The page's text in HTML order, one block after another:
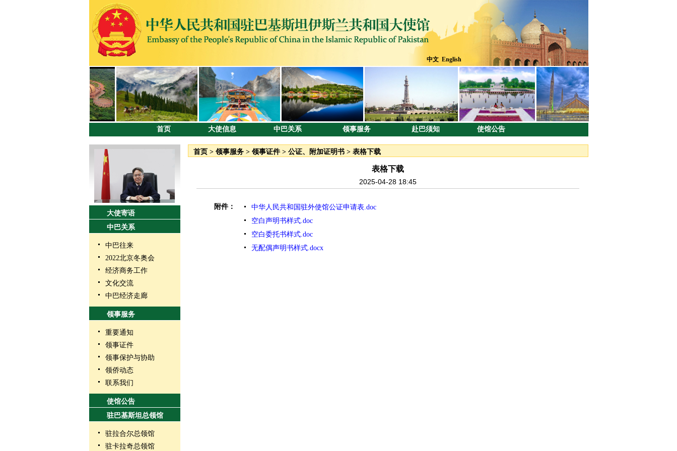
中文 English
首页 大使信息 中巴关系 领事服务 赴巴须知 使馆公告
大使寄语
中巴关系
中巴往来
2022北京冬奥会
经济商务工作
文化交流
中巴经济走廊
领事服务
重要通知
领事证件
领事保护与协助
领侨动态
联系我们
使馆公告
驻巴基斯坦总领馆
驻拉合尔总领馆
驻卡拉奇总领馆
首页> 领事服务> 领事证件> 公证、附加证明书> 表格下载
表格下载
2025-04-28 18:45
附件：
中华人民共和国驻外使馆公证申请表.doc
空白声明书样式.doc
空白委托书样式.doc
无配偶声明书样式.docx